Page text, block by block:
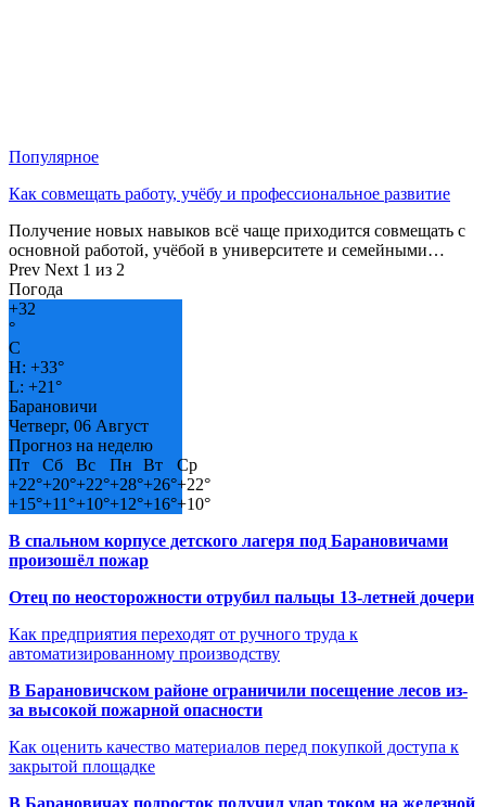
Популярное
Как совмещать работу, учёбу и профессиональное развитие
Получение новых навыков всё чаще приходится совмещать с
основной работой, учёбой в университете и семейными…
Prev Next 1 из 2
Погода
+32
°
C
H: +33°
L: +21°
Барановичи
Четверг, 06 Август
Прогноз на неделю
Пт
Сб Вс Пн Вт
Ср
+22°+20°+22°+28°+26°+22°
+15°+11°+10°+12°+16°+10°
В спальном корпусе детского лагеря под Барановичами
произошёл пожар
Отец по неосторожности отрубил пальцы 13-летней дочери
Как предприятия переходят от ручного труда к
автоматизированному производству
В Барановичском районе ограничили посещение лесов из-
за высокой пожарной опасности
Как оценить качество материалов перед покупкой доступа к
закрытой площадке
В Барановичах подросток получил удар током на железной